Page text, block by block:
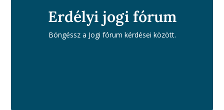
Erdélyi jogi fórum
Böngéssz a Jogi fórum kérdései között.